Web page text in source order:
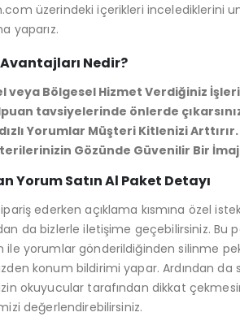
üzerindeki içerikleri incelediklerini
yaparız.
Nedir?
veya Bölgesel Hizmet Verdiğiniz
tavsiyelerinde önlerde
Yorumlar Müşteri Kitlenizi Arttırır.
Gözünde Güvenilir Bir
Yorum Satın Al Paket Detayı
ederken açıklama kısmına özel
da bizlerle iletişime geçebilirsiniz. Bu
ile yorumlar gönderildiğinden silinme
konum bildirimi yapar. Ardından da
okuyucular tarafından dikkat
değerlendirebilirsiniz.